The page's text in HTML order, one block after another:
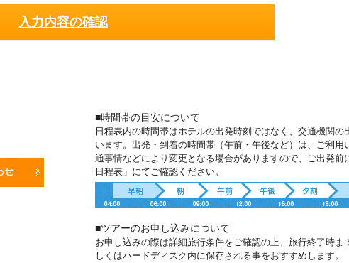
■時間帯の目安について
日程表内の時間帯はホテルの出発時刻ではなく、交通機関の
います。出発・到着の時間帯（午前・午後など）は、ご利用
通事情などにより変更となる場合がありますので、ご出発前
日程表」にてご確認ください。
■ツアーのお申し込みについて
お申し込みの際は詳細旅行条件をご確認の上、旅行終了時ま
しくはハードディスク内に保存される事をおすすめします。